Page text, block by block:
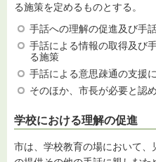
る施策を定めるものとする。
手話への理解の促進及び手
手話による情報の取得及び
る施策
手話による意思疎通の支援
そのほか、市長が必要と認
学校における理解の促進
市は、学校教育の場において